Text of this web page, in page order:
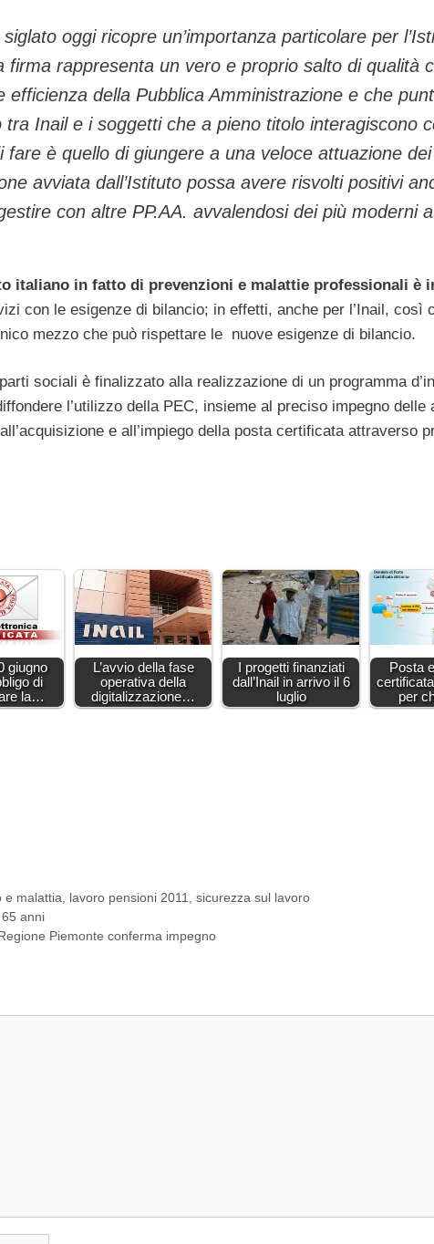
oggi ricopre un’importanza particolare per
firma rappresenta un vero e proprio salto di qualità
efficienza della Pubblica Amministrazione e che
Inail e i soggetti che a pieno titolo interagiscono
fare è quello di giungere a una veloce attuazione
avviata dall’Istituto possa avere risvolti positivi
con altre PP.AA. avvalendosi dei più moderni
italiano in fatto di prevenzioni e malattie professionali è
con le esigenze di bilancio; in effetti, anche per l’Inail, così
mezzo che può rispettare le nuove esigenze di bilancio.
sociali è finalizzato alla realizzazione di un programma
l’utilizzo della PEC, insieme al preciso impegno
e all’impiego della posta certificata attraverso
giugno
di
la…
L’avvio della fase
operativa della
digitalizzazione…
I progetti finanziati
dall’Inail in arrivo il 6
luglio
Posta
per
e malattia lavoro pensioni 2011 ,sicurezza sul lavoro
anni
Piemonte conferma impegno